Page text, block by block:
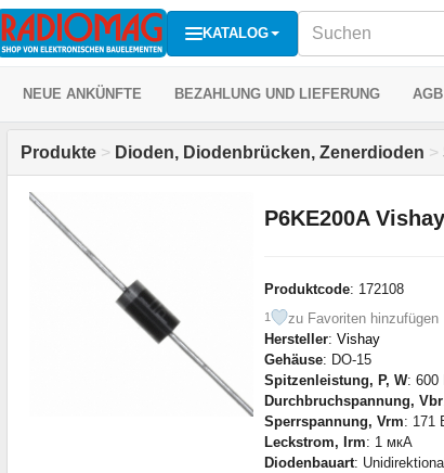
KATALOG
NEUE ANKÜNFTE BEZAHLUNG UND LIEFERUNG AGB
Produkte > Dioden, Diodenbrücken, Zenerdioden >
P6KE200A Vishay
Produktcode: 172108
1
zu Favoriten hinzufügen
Hersteller: Vishay
Gehäuse: DO-15
Spitzenleistung, P, W: 600
Durchbruchspannung, Vbr
Sperrspannung, Vrm: 171
Leckstrom, Irm: 1 мкА
Diodenbauart: Unidirektional